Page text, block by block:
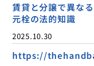
賃貸と分譲で異な
元栓の法的知識
2025.10.30
https://